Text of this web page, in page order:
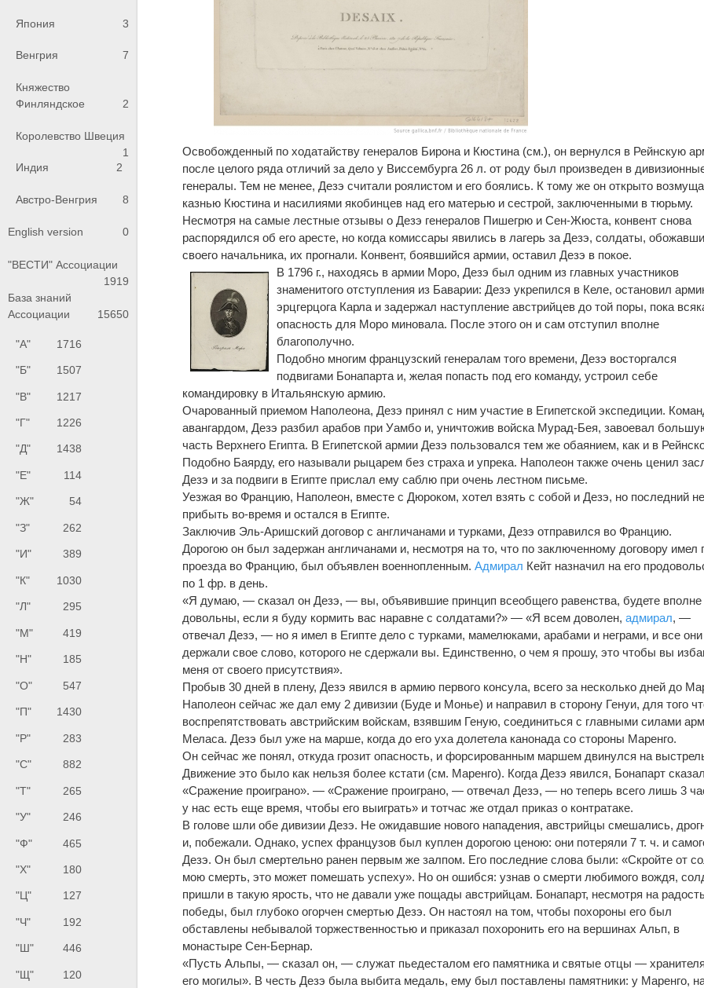
Япония 3
Венгрия 7
Княжество
Финляндское
2
Королевство Швеция
1
Индия
2
Австро-Венгрия 8
English version 0
"ВЕСТИ" Ассоциации
1919
База знаний
Ассоциации
15650
"А" 1716
"Б" 1507
"В" 1217
"Г" 1226
"Д" 1438
"Е" 114
"Ж" 54
"З" 262
"И" 389
"К" 1030
"Л" 295
"М" 419
"Н" 185
"О" 547
"П" 1430
"Р" 283
"С" 882
"Т" 265
"У" 246
"Ф" 465
"Х" 180
"Ц" 127
"Ч" 192
"Ш" 446
"Щ" 120
Освобожденный по ходатайству генералов Бирона и Кюстина (см.), он вернулся в Рейнскую
после целого ряда отличий за дело у Виссембурга 26 л. от роду был произведен в
генералы. Тем не менее, Дезэ считали роялистом и его боялись. К тому же он открыто
казнью Кюстина и насилиями якобинцев над его матерью и сестрой, заключенными в тюрьму.
Несмотря на самые лестные отзывы о Дезэ генералов Пишегрю и Сен-Жюста, конвент снова
распорядился об его аресте, но когда комиссары явились в лагерь за Дезэ, солдаты,
своего начальника, их прогнали. Конвент, боявшийся армии, оставил Дезэ в покое.
В 1796 г., находясь в армии Моро, Дезэ был одним из главных участников
знаменитого отступления из Баварии: Дезэ укрепился в Келе, остановил
эрцгерцога Карла и задержал наступление австрийцев до той поры, пока
опасность для Моро миновала. После этого он и сам отступил вполне
благополучно.
Подобно многим французский генералам того времени, Дезэ восторгался
подвигами Бонапарта и, желая попасть под его команду, устроил себе
командировку в Итальянскую армию.
Очарованный приемом Наполеона, Дезэ принял с ним участие в Египетской экспедиции.
авангардом, Дезэ разбил арабов при Уамбо и, уничтожив войска Мурад-Бея, завоевал
часть Верхнего Египта. В Египетской армии Дезэ пользовался тем же обаянием, как и в
Подобно Баярду, его называли рыцарем без страха и упрека. Наполеон также очень ценил
Дезэ и за подвиги в Египте прислал ему саблю при очень лестном письме.
Уезжая во Францию, Наполеон, вместе с Дюроком, хотел взять с собой и Дезэ, но последний
прибыть во-время и остался в Египте.
Заключив Эль-Аришский договор с англичанами и турками, Дезэ отправился во Францию.
Дорогою он был задержан англичанами и, несмотря на то, что по заключенному договору имел
проезда во Францию, был объявлен военнопленным.Адмирал Кейт назначил на его
по 1 фр. в день.
«Я думаю, — сказал он Дезэ, — вы, объявившие принцип всеобщего равенства, будете вполне
довольны, если я буду кормить вас наравне с солдатами?» — «Я всем доволен,адмирал, —
отвечал Дезэ, — но я имел в Египте дело с турками, мамелюками, арабами и неграми, и все они
держали свое слово, которого не сдержали вы. Единственно, о чем я прошу, это чтобы вы
меня от своего присутствия».
Пробыв 30 дней в плену, Дезэ явился в армию первого консула, всего за несколько дней до
Наполеон сейчас же дал ему 2 дивизии (Буде и Монье) и направил в сторону Генуи, для того
воспрепятствовать австрийским войскам, взявшим Геную, соединиться с главными силами
Меласа. Дезэ был уже на марше, когда до его уха долетела канонада со стороны Маренго.
Он сейчас же понял, откуда грозит опасность, и форсированным маршем двинулся на
Движение это было как нельзя более кстати (см. Маренго). Когда Дезэ явился, Бонапарт
«Сражение проиграно». — «Сражение проиграно, — отвечал Дезэ, — но теперь всего лишь 3
у нас есть еще время, чтобы его выиграть» и тотчас же отдал приказ о контратаке.
В голове шли обе дивизии Дезэ. Не ожидавшие нового нападения, австрийцы смешались,
и, побежали. Однако, успех французов был куплен дорогою ценою: они потеряли 7 т. ч. и
Дезэ. Он был смертельно ранен первым же залпом. Его последние слова были: «Скройте от
мою смерть, это может помешать успеху». Но он ошибся: узнав о смерти любимого вождя,
пришли в такую ярость, что не давали уже пощады австрийцам. Бонапарт, несмотря на
победы, был глубоко огорчен смертью Дезэ. Он настоял на том, чтобы похороны его был
обставлены небывалой торжественностью и приказал похоронить его на вершинах Альп, в
монастыре Сен-Бернар.
«Пусть Альпы, — сказал он, — служат пьедесталом его памятника и святые отцы —
его могилы». В честь Дезэ была выбита медаль, ему был поставлены памятники: у Маренго,